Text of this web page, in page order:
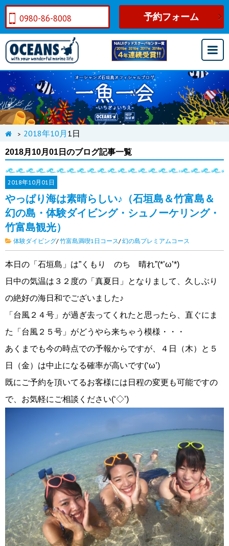
0980-86-8008 予約フォーム
> 2018年10月 1日
2018月10月01日のブログ記事一覧
2018年10月01日
やっぱり海は素晴らしい♪（石垣島＆竹富島＆
幻の島・体験ダイビング・シュノーケリング・
竹富島観光）
体験ダイビング/ 竹富島満喫1日コース/ 幻の島プレミアムコース
本日の「石垣島」は”くもり のち 晴れ”(*’ω’*)
日中の気温は３２度の「真夏日」となりまして、久しぶり
の絶好の海日和でございました♪
「台風２４号」が過ぎ去ってくれたと思ったら、直ぐにま
た「台風２５号」がどうやら来ちゃう模様・・・
あくまでも今の時点での予報からですが、４日（木）と５
日（金）は中止になる確率が高いです(‘ω’)
既にご予約を頂いてるお客様には日程の変更も可能ですの
で、お気軽にご相談ください(‘◇’)ゞ